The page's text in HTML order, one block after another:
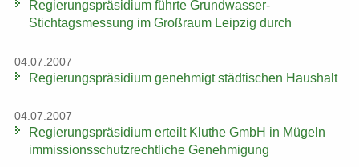
Re­gie­rungs­prä­si­di­um führ­te Grundwasser-​
Stichtagsmessung im Groß­raum Leip­zig durch
04.07.2007
Re­gie­rungs­prä­si­di­um ge­neh­migt städ­ti­schen Haus­halt
04.07.2007
Re­gie­rungs­prä­si­di­um er­teilt Klu­the GmbH in Mü­geln
im­mis­si­ons­schutz­recht­li­che Ge­neh­mi­gung